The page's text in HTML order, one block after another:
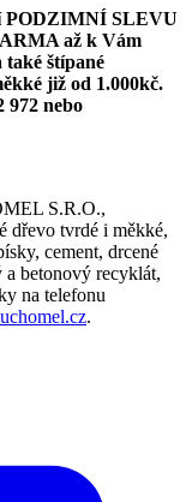
PODZIMNÍ SLEVU
až k Vám
také štípané
již od 1.000kč.
972 nebo
S.R.O.,
tvrdé i měkké,
cement, drcené
a betonový recyklát,
na telefonu
.